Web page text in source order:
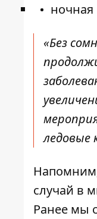
ночная
«Без
ледовые
случай в
Ранее мы